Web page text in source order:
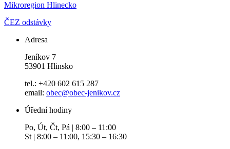
Mikroregion Hlinecko
ČEZ odstávky
Adresa
Jeníkov 7
53901 Hlinsko
tel.: +420 602 615 287
email: obec@obec-jenikov.cz
Úřední hodiny
Po, Út, Čt, Pá | 8:00 – 11:00
St | 8:00 – 11:00, 15:30 – 16:30